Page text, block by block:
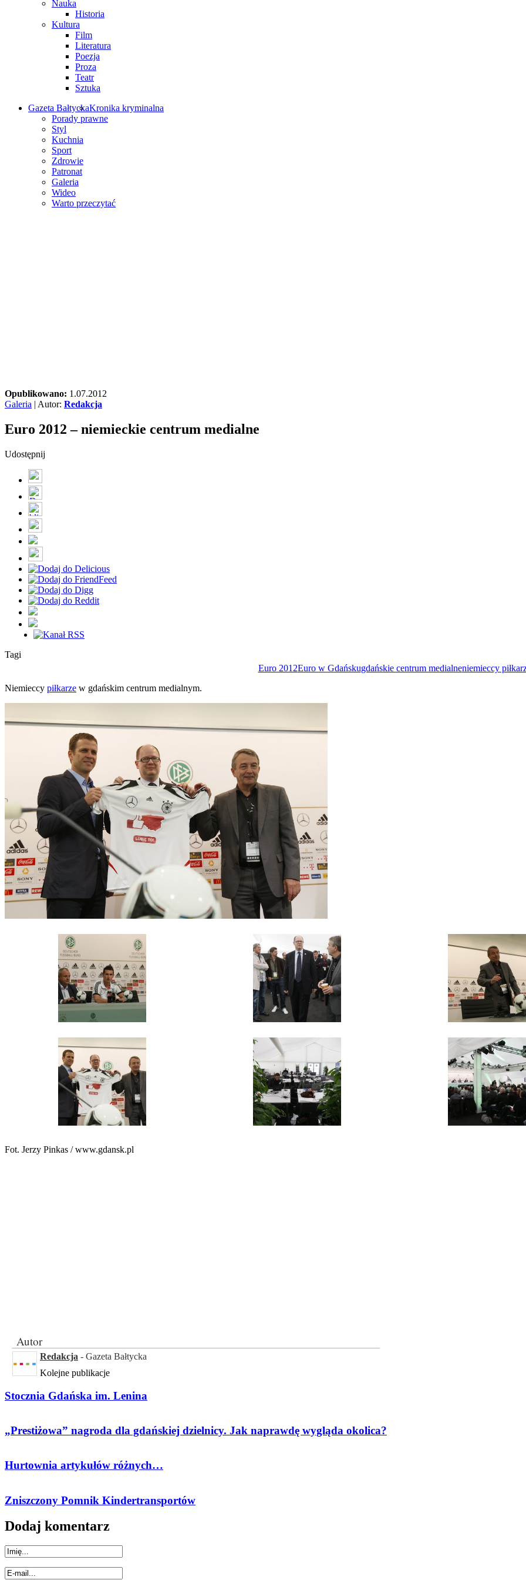
Nauka
Historia
Kultura
Film
Literatura
Poezja
Proza
Teatr
Sztuka
Gazeta BałtyckaKronika kryminalna
Porady prawne
Styl
Kuchnia
Sport
Zdrowie
Patronat
Galeria
Wideo
Warto przeczytać
Opublikowano: 1.07.2012
Galeria | Autor: Redakcja
Euro 2012 – niemieckie centrum medialne
Udostępnij
Tagi
Euro 2012Euro w Gdańskugdańskie centrum medialneniemieccy
Niemieccy piłkarze w gdańskim centrum medialnym.
Fot. Jerzy Pinkas / www.gdansk.pl
Autor
Redakcja - Gazeta Bałtycka
Kolejne publikacje
Stocznia Gdańska im. Lenina
„Prestiżowa” nagroda dla gdańskiej dzielnicy. Jak naprawdę wygląda okolica?
Hurtownia artykułów różnych…
Zniszczony Pomnik Kindertransportów
Dodaj komentarz